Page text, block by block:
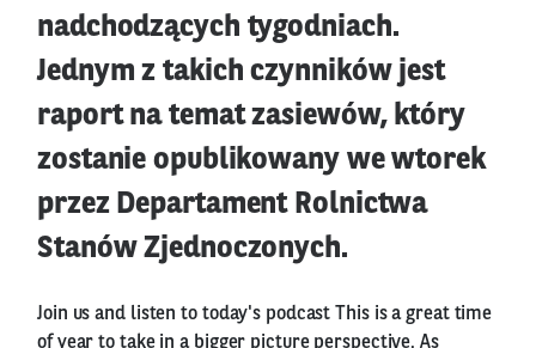
nadchodzących tygodniach.
Jednym z takich czynników jest
raport na temat zasiewów, który
zostanie opublikowany we wtorek
przez Departament Rolnictwa
Stanów Zjednoczonych.
Join us and listen to today's podcast This is a great time
of year to take in a bigger picture perspective. As